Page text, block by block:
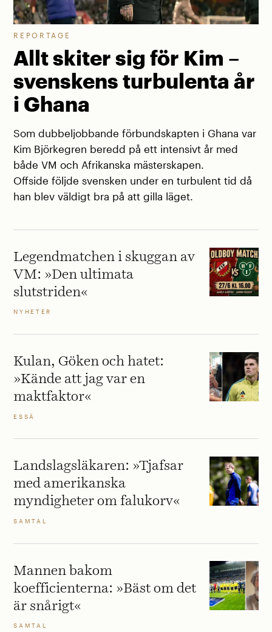
REPORTAGE
Allt skiter sig för Kim –
svenskens turbulenta år
i Ghana
Som dubbeljobbande förbundskapten i Ghana var
Kim Björkegren beredd på ett intensivt år med
både VM och Afrikanska mästerskapen.
Offside följde svensken under en turbulent tid då
han blev väldigt bra på att gilla läget.
Legendmatchen i skuggan av
VM: »Den ultimata
slutstriden«
NYHETER
Kulan, Göken och hatet:
»Kände att jag var en
maktfaktor«
ESSÄ
Landslagsläkaren: »Tjafsar
med amerikanska
myndigheter om falukorv«
SAMTAL
Mannen bakom
koefficienterna: »Bäst om det
är snårigt«
SAMTAL